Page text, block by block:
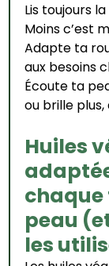
Lis toujours
Moins c’est
Adapte ta
aux besoins
Écoute ta
ou brille plus,
Huiles
chaque
peau
les